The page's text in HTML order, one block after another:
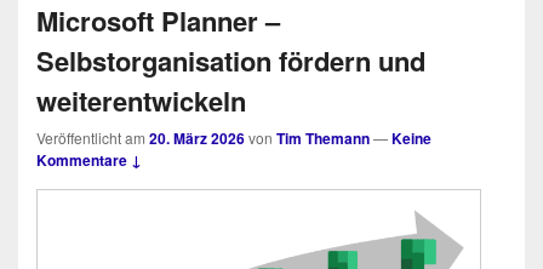
Microsoft Planner –
Selbstorganisation fördern und
weiterentwickeln
Veröffentlicht am 20. März 2026von Tim Themann—Keine
Kommentare ↓